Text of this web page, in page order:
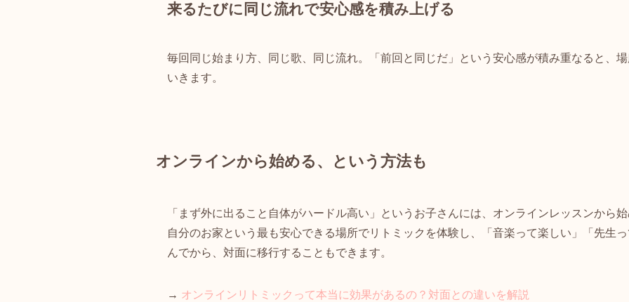
来るたびに同じ流れで安心感を積み上げる
毎回同じ始まり方、同じ歌、同じ流れ。「前回と同じだ」という安心感が積み重なると、
いきます。
オンラインから始める、という方法も
「まず外に出ること自体がハードル高い」というお子さんには、オンラインレッスンから
自分のお家という最も安心できる場所でリトミックを体験し、「音楽って楽しい」「先生
んでから、対面に移行することもできます。
→ オンラインリトミックって本当に効果があるの？対面との違いを解説